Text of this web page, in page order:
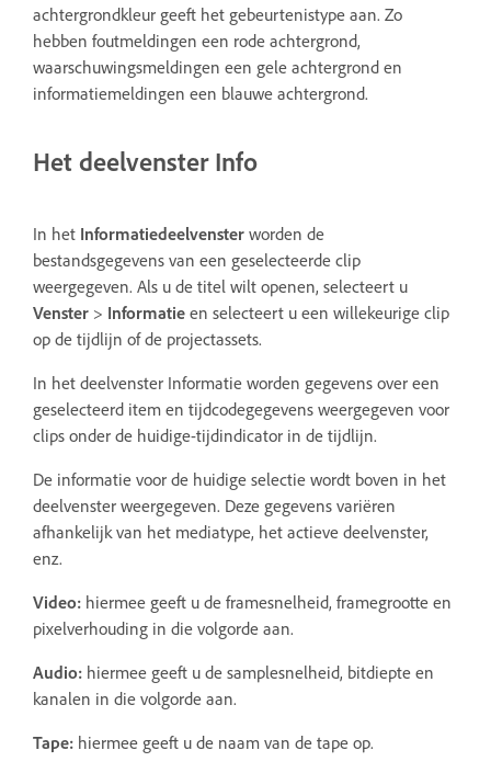
achtergrondkleur geeft het gebeurtenistype aan. Zo
hebben foutmeldingen een rode achtergrond,
waarschuwingsmeldingen een gele achtergrond en
informatiemeldingen een blauwe achtergrond.
Het deelvenster Info
In het Informatiedeelvenster worden de
bestandsgegevens van een geselecteerde clip
weergegeven. Als u de titel wilt openen, selecteert u
Venster > Informatie en selecteert u een willekeurige clip
op de tijdlijn of de projectassets.
In het deelvenster Informatie worden gegevens over een
geselecteerd item en tijdcodegegevens weergegeven voor
clips onder de huidige-tijdindicator in de tijdlijn.
De informatie voor de huidige selectie wordt boven in het
deelvenster weergegeven. Deze gegevens variëren
afhankelijk van het mediatype, het actieve deelvenster,
enz.
Video: hiermee geeft u de framesnelheid, framegrootte en
pixelverhouding in die volgorde aan.
Audio: hiermee geeft u de samplesnelheid, bitdiepte en
kanalen in die volgorde aan.
Tape: hiermee geeft u de naam van de tape op.